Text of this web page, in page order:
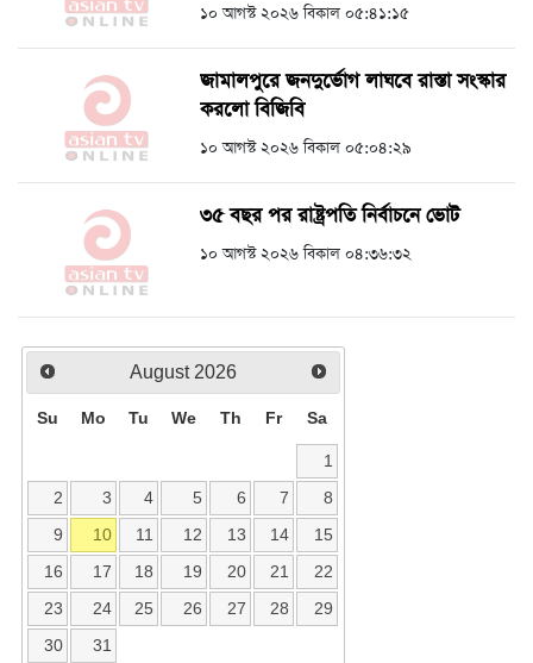
১০ আগস্ট ২০২৬ বিকাল ০৫:৪১:১৫
জামালপুরে জনদুর্ভোগ লাঘবে রাস্তা সংস্কার
করলো বিজিবি
১০ আগস্ট ২০২৬ বিকাল ০৫:০৪:২৯
৩৫ বছর পর রাষ্ট্রপতি নির্বাচনে ভোট
১০ আগস্ট ২০২৬ বিকাল ০৪:৩৬:৩২
August 2026
Su Mo Tu We Th Fr Sa
1
2
3 4 5 6 7
8
9
10 11 12 13 14
15
16
17 18 19 20 21
22
23
24 25 26 27 28
29
30
31